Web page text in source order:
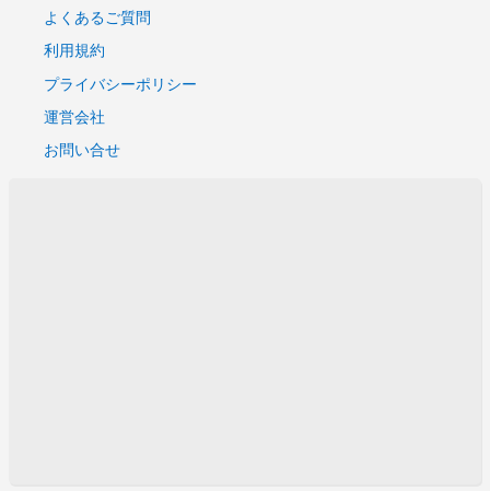
よくあるご質問
利用規約
プライバシーポリシー
運営会社
お問い合せ